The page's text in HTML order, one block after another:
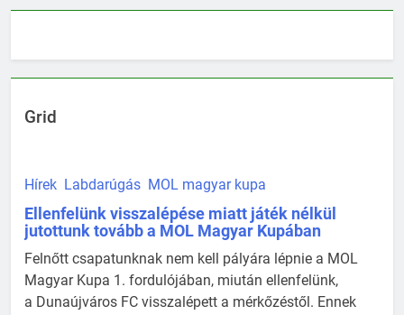
Grid
Hírek Labdarúgás MOL magyar kupa
Ellenfelünk visszalépése miatt játék nélkül
jutottunk tovább a MOL Magyar Kupában
Felnőtt csapatunknak nem kell pályára lépnie a MOL
Magyar Kupa 1. fordulójában, miután ellenfelünk,
a Dunaújváros FC visszalépett a mérkőzéstől. Ennek